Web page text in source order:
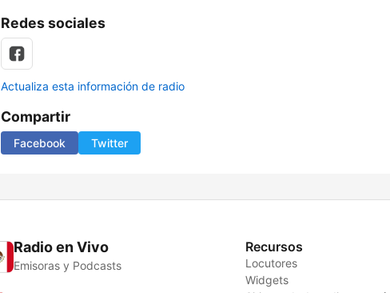
Redes sociales
Actualiza esta información de radio
Compartir
Facebook Twitter
Radio en Vivo
Emisoras y Podcasts
Recursos
Locutores
Widgets